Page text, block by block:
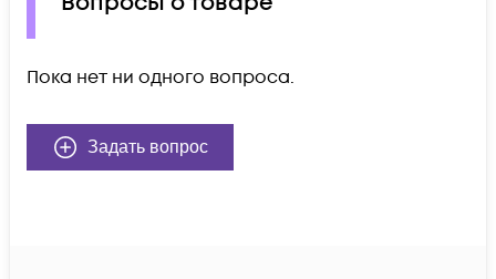
Пока нет ни одного вопроса.
Задать вопрос